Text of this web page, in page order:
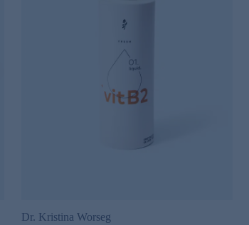
Dr. Kristina Worseg